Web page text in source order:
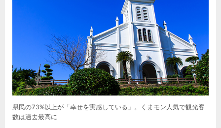
県民の73%以上が「幸せを実感している」。くまモン人気で観光客
数は過去最高に